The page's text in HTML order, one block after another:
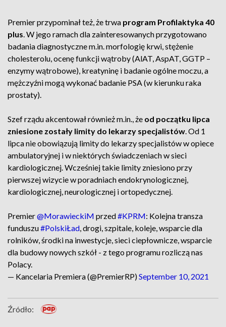
Premier przypominał też, że trwa program Profilaktyka 40
plus. W jego ramach dla zainteresowanych przygotowano
badania diagnostyczne m.in. morfologię krwi, stężenie
cholesterolu, ocenę funkcji wątroby (AlAT, AspAT, GGTP –
enzymy wątrobowe), kreatyninę i badanie ogólne moczu, a
mężczyźni mogą wykonać badanie PSA (w kierunku raka
prostaty).
Szef rządu akcentował również m.in., że od początku lipca
zniesione zostały limity do lekarzy specjalistów. Od 1
lipca nie obowiązują limity do lekarzy specjalistów w opiece
ambulatoryjnej i w niektórych świadczeniach w sieci
kardiologicznej. Wcześniej takie limity zniesiono przy
pierwszej wizycie w poradniach endokrynologicznej,
kardiologicznej, neurologicznej i ortopedycznej.
Premier@MorawieckiM przed#KPRM: Kolejna transza
funduszu#PolskiŁad, drogi, szpitale, koleje, wsparcie dla
rolników, środki na inwestycje, sieci ciepłownicze, wsparcie
dla budowy nowych szkół - z tego programu rozliczą nas
Polacy.
— Kancelaria Premiera (@PremierRP)September 10, 2021
Źródło: